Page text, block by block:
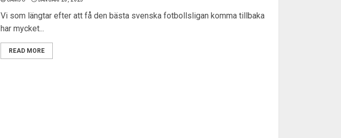
Vi som längtar efter att få den bästa svenska fotbollsligan komma tillbaka
har mycket...
READ MORE